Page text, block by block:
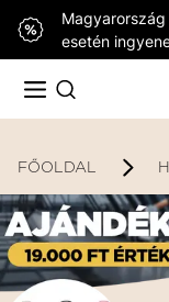
esetén
FŐOLDAL